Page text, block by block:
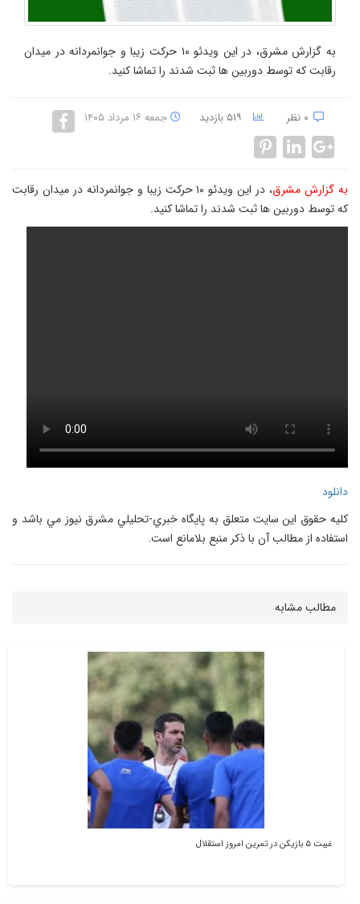
به گزارش مشرق، در این ویدئو ۱۰ حرکت زیبا و جوانمردانه در میدان
رقابت که توسط دوربین ها ثبت شدند را تماشا کنید.
جمعه ۱۶ مرداد ۱۴۰۵
به گزارش مشرق
، در این ویدئو ۱۰ حرکت زیبا و جوانمردانه در میدان رقابت
که توسط دوربین ها ثبت شدند را تماشا کنید.
دانلود
کليه حقوق اين سايت متعلق به پایگاه خبري-تحليلي مشرق نيوز مي باشد و
استفاده از مطالب آن با ذکر منبع بلامانع است.
مطالب مشابه
غیبت ۵ بازیکن در تمرین امروز استقلال